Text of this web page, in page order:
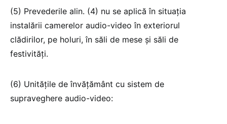
(5) Prevederile alin. (4) nu se aplică în situația
instalării camerelor audio-video în exteriorul
clădirilor, pe holuri, în săli de mese și săli de
festivități.
(6) Unitățile de învățământ cu sistem de
supraveghere audio-video: